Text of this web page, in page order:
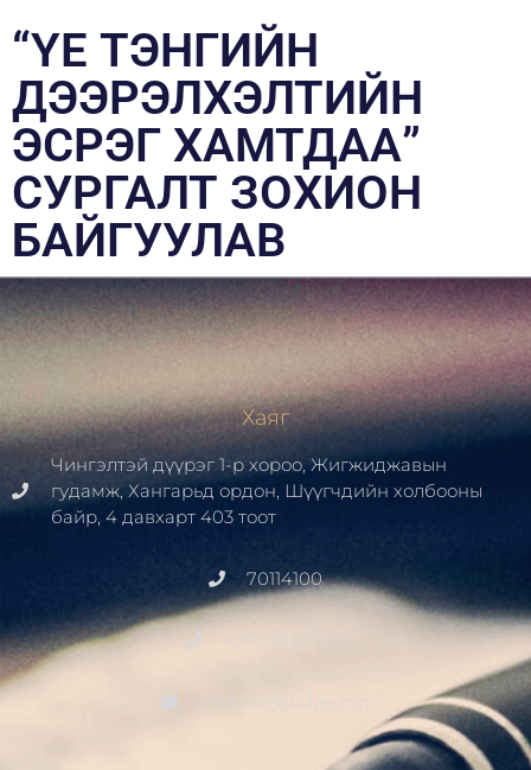
“ҮЕ ТЭНГИЙН
ДЭЭРЭЛХЭЛТИЙН
ЭСРЭГ ХАМТДАА”
СУРГАЛТ ЗОХИОН
БАЙГУУЛАВ
Хаяг
Чингэлтэй дүүрэг 1-р хороо, Жигжиджавын
гудамж, Хангарьд ордон, Шүүгчдийн холбооны
байр, 4 давхарт 403 тоот
70114100
contact@judge.mn